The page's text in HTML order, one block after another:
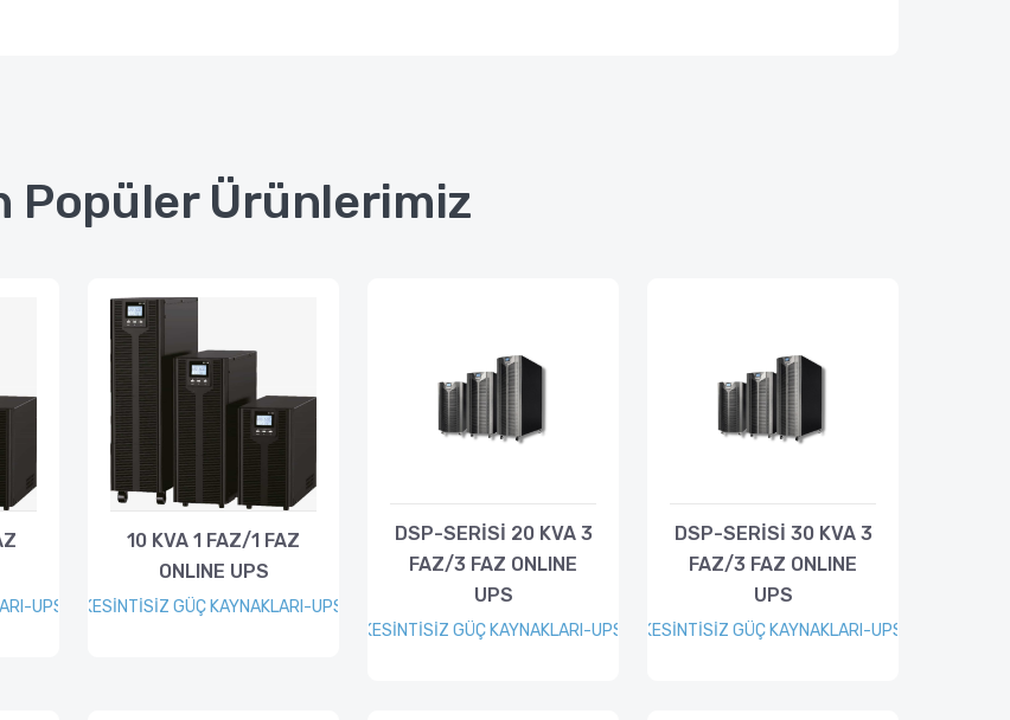
Popüler Ürünlerimiz
UPS
10 KVA 1 FAZ/1 FAZ
ONLINE UPS
KESİNTİSİZ GÜÇ KAYNAKLARI-UPS
DSP-SERİSİ 20 KVA 3
FAZ/3 FAZ ONLINE
UPS
KESİNTİSİZ GÜÇ KAYNAKLARI-UPS
DSP-SERİSİ 30 KVA 3
FAZ/3 FAZ ONLINE
UPS
KESİNTİSİZ GÜÇ KAYNAKLARI-UPS